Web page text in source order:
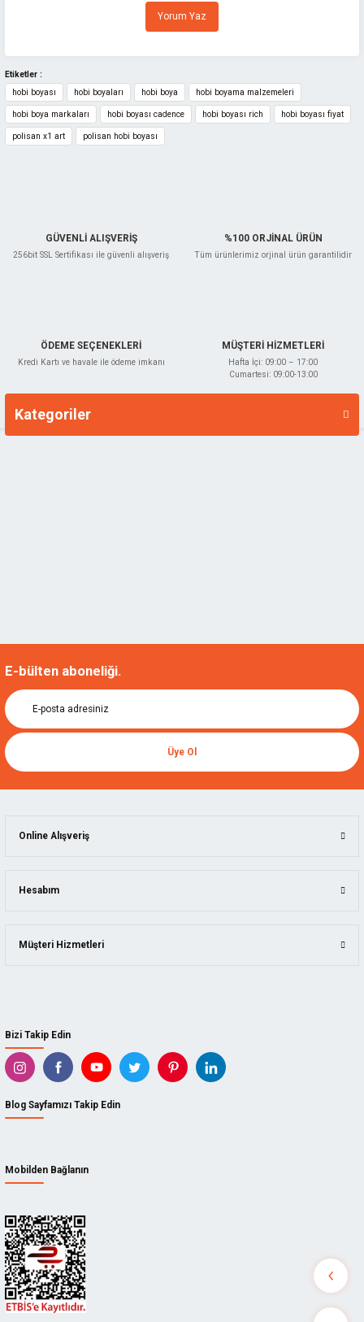
Ürün resmi kalitesiz, bozuk veya görüntülenemiyor.
Ürün açıklamasında eksik bilgiler bulunuyor.
Ürün fiyatı diğer sitelerden daha pahalı.
Bu ürüne benzer farklı alternatifler olmalı.
Yorum Yaz
Etiketler :
hobi boyası
hobi boyaları hobi boya hobi boyama malzemeleri
hobi boya markaları hobi boyası cadence hobi boyası rich hobi boyası fiyat
polisan x1 art polisan hobi boyası
GÜVENLİ ALIŞVERİŞ
256bit SSL Sertifikası ile güvenli alışveriş
%100 ORJİNAL ÜRÜN
Tüm ürünlerimiz orjinal ürün garantilidir
ÖDEME SEÇENEKLERİ
Kredi Kartı ve havale ile ödeme imkanı
MÜŞTERİ HİZMETLERİ
Hafta İçi: 09:00 – 17:00
Cumartesi: 09:00-13:00
Kategoriler
Markalar
E-bülten aboneliği.
Üye Ol
Bizi Takip Edin
Blog Sayfamızı Takip Edin
Mobilden Bağlanın
Online Alışveriş
Hesabım
Müşteri Hizmetleri